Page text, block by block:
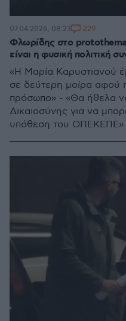
Φλωρίδης στο
είναι η φυσική πολιτική
«Η Μαρία Καρυστιανού
σε δεύτερη μοίρα αφού
πρόσωπο» - «Θα ήθελα
Δικαιοσύνης για να
υπόθεση του ΟΠΕΚΕΠΕ»
07.04.2026, 08:23 229